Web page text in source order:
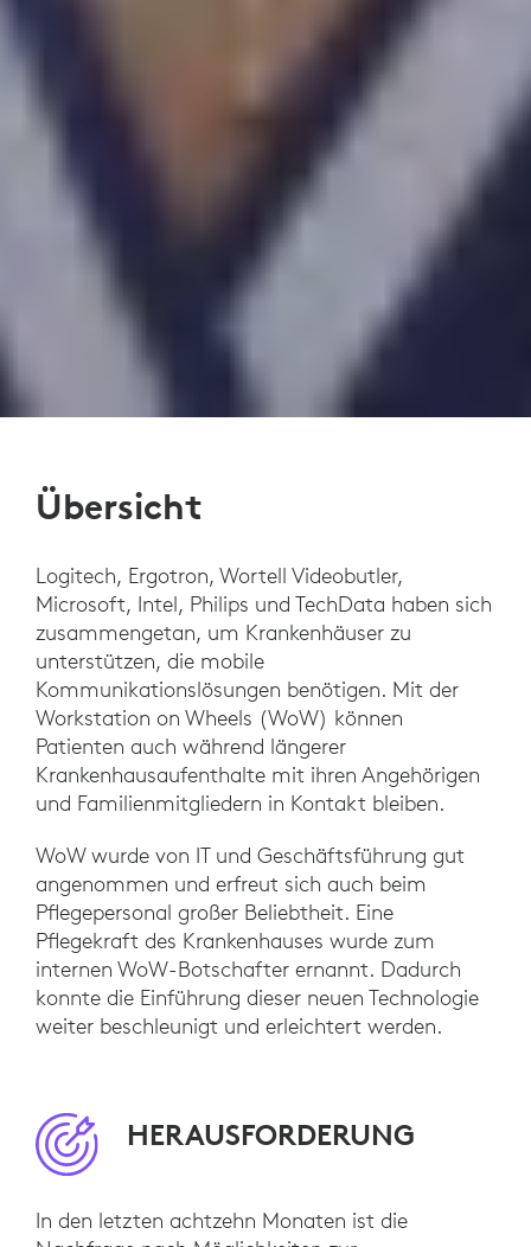
Übersicht
Logitech, Ergotron, Wortell Videobutler,
Microsoft, Intel, Philips und TechData haben sich
zusammengetan, um Krankenhäuser zu
unterstützen, die mobile
Kommunikationslösungen benötigen. Mit der
Workstation on Wheels (WoW) können
Patienten auch während längerer
Krankenhausaufenthalte mit ihren Angehörigen
und Familienmitgliedern in Kontakt bleiben.
WoW wurde von IT und Geschäftsführung gut
angenommen und erfreut sich auch beim
Pflegepersonal großer Beliebtheit. Eine
Pflegekraft des Krankenhauses wurde zum
internen WoW-Botschafter ernannt. Dadurch
konnte die Einführung dieser neuen Technologie
weiter beschleunigt und erleichtert werden.
HERAUSFORDERUNG
In den letzten achtzehn Monaten ist die